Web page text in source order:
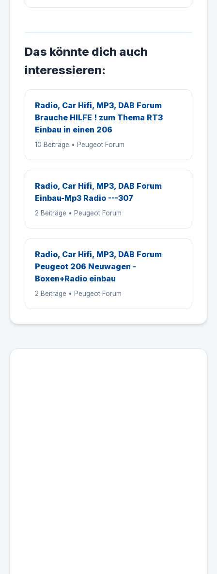
Das könnte dich auch
interessieren:
Radio, Car Hifi, MP3, DAB Forum
Brauche HILFE ! zum Thema RT3
Einbau in einen 206
10 Beiträge • Peugeot Forum
Radio, Car Hifi, MP3, DAB Forum
Einbau-Mp3 Radio ---307
2 Beiträge • Peugeot Forum
Radio, Car Hifi, MP3, DAB Forum
Peugeot 206 Neuwagen -
Boxen+Radio einbau
2 Beiträge • Peugeot Forum